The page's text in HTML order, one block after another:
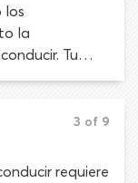
los
la
Tu
no solo
de carretera.
significan
a la altura de
3 of 9
requiere